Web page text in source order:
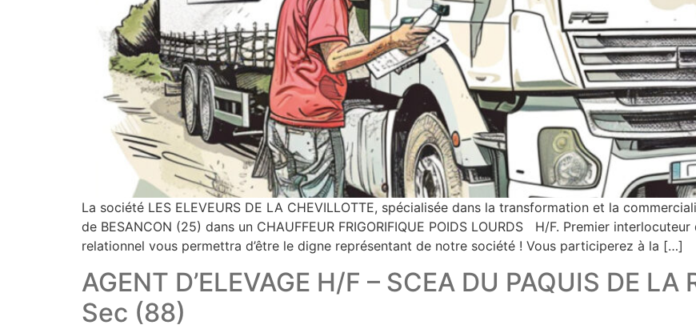
La société LES ELEVEURS DE LA CHEVILLOTTE, spécialisée dans la transformation et la
de BESANCON (25) dans un CHAUFFEUR FRIGORIFIQUE POIDS LOURDS H/F. Premier
relationnel vous permettra d’être le digne représentant de notre société ! Vous participerez à la […]
AGENT D’ELEVAGE H/F – SCEA DU PAQUIS DE
Sec (88)